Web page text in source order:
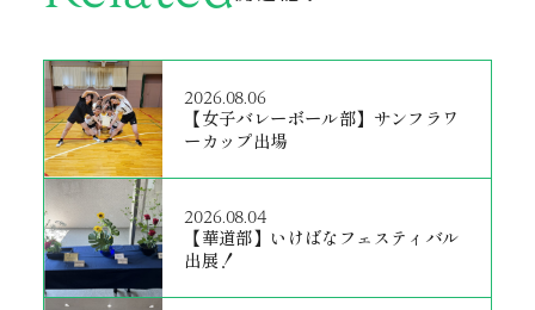
2026.08.06
【女子バレーボール部】サンフラワ
ーカップ出場
2026.08.04
【華道部】いけばなフェスティバル
出展！